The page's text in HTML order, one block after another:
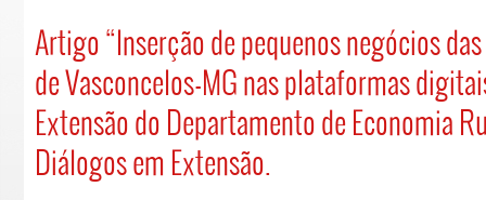
Artigo “Inserção de pequenos negócios
de Vasconcelos-MG nas plataformas
Extensão do Departamento de Economia
Diálogos em Extensão.